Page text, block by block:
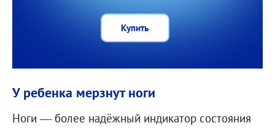
Купить
У ребенка мерзнут ноги
Ноги — более надёжный индикатор состояния